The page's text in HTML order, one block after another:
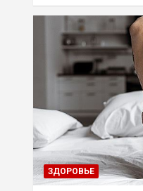
ЗДОРОВЬЕ